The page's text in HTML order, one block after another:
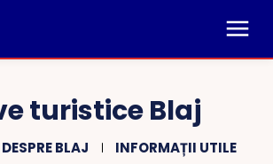
turistice Blaj
DESPRE BLAJ INFORMAȚII UTILE